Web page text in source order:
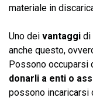
materiale in
Uno dei vantaggi di
anche questo,
Possono occuparsi
donarli a enti o
possono incaricarsi